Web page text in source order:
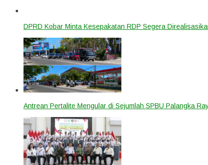
DPRD Kobar Minta Kesepakatan RDP Segera
Antrean Pertalite Mengular di Sejumlah SPBU Palangka